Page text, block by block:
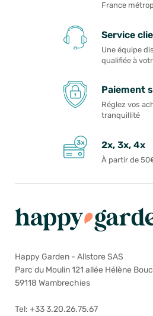
France
Service
Une équipe
qualifiée à
Paiement
Réglez vos
tranquillité
2x, 3x, 4x
À partir de
Happy Garden - Allstore SAS
Parc du Moulin 121 allée Hélène
59118 Wambrechies
Tel: +33 3.20.26.75.67